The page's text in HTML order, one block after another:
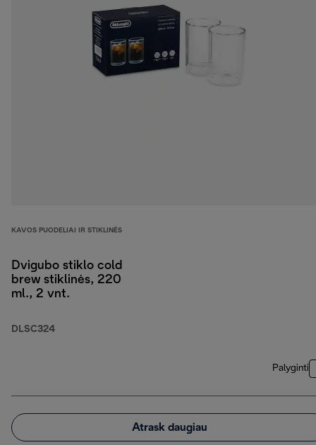
KAVOS PUODELIAI IR STIKLINĖS
Dvigubo stiklo cold
brew stiklinės, 220
ml., 2 vnt.
DLSC324
Palyginti
Atrask daugiau